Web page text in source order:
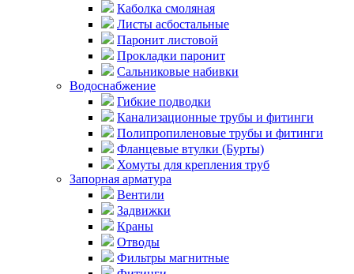
Каболка смоляная
Листы асбостальные
Паронит листовой
Прокладки паронит
Сальниковые набивки
Водоснабжение
Гибкие подводки
Канализационные трубы и фитинги
Полипропиленовые трубы и фитинги
Фланцевые втулки (Бурты)
Хомуты для крепления труб
Запорная арматура
Вентили
Задвижки
Краны
Отводы
Фильтры магнитные